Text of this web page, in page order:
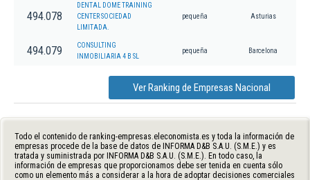
494.078
DENTAL DOME TRAINING
CENTER SOCIEDAD
LIMITADA.
pequeña Asturias
494.079
CONSULTING
INMOBILIARIA 4 B SL
pequeña Barcelona
Ver Ranking de Empresas Nacional
Todo el contenido de ranking-empresas.eleconomista.es y toda la información de
empresas procede de la base de datos de INFORMA D&B S.A.U. (S.M.E.) y es
tratada y suministrada por INFORMA D&B S.A.U. (S.M.E.). En todo caso, la
información de empresas que proporcionamos debe ser tenida en cuenta sólo
como un elemento más a considerar a la hora de adoptar decisiones comerciales